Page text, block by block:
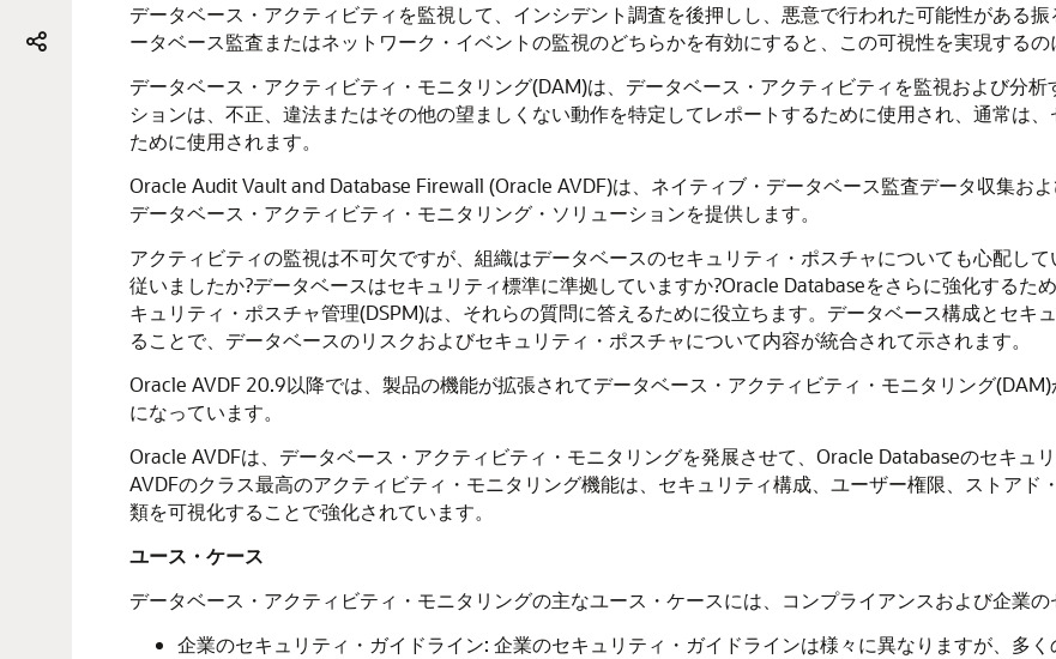
データベース・アクティビティを監視して、インシデント調査を後押しし、悪意で行われた可能性がある
ータベース監査またはネットワーク・イベントの監視のどちらかを有効にすると、この可視性を実現するの
データベース・アクティビティ・モニタリング(DAM)は、データベース・アクティビティを監視および分
ションは、不正、違法またはその他の望ましくない動作を特定してレポートするために使用され、通常は
ために使用されます。
Oracle Audit Vault and Database Firewall (Oracle AVDF)は、ネイティブ・データベース監査データ収集お
データベース・アクティビティ・モニタリング・ソリューションを提供します。
アクティビティの監視は不可欠ですが、組織はデータベースのセキュリティ・ポスチャについても心配し
従いましたか?データベースはセキュリティ標準に準拠していますか?Oracle Databaseをさらに強化するた
キュリティ・ポスチャ管理(DSPM)は、それらの質問に答えるために役立ちます。データベース構成とセキ
ることで、データベースのリスクおよびセキュリティ・ポスチャについて内容が統合されて示されます。
Oracle AVDF 20.9以降では、製品の機能が拡張されてデータベース・アクティビティ・モニタリング
になっています。
Oracle AVDFは、データベース・アクティビティ・モニタリングを発展させて、Oracle Databaseのセキュ
AVDFのクラス最高のアクティビティ・モニタリング機能は、セキュリティ構成、ユーザー権限、ストア
類を可視化することで強化されています。
ユース・ケース
データベース・アクティビティ・モニタリングの主なユース・ケースには、コンプライアンスおよび企業
企業のセキュリティ・ガイドライン: 企業のセキュリティ・ガイドラインは様々に異なりますが、多